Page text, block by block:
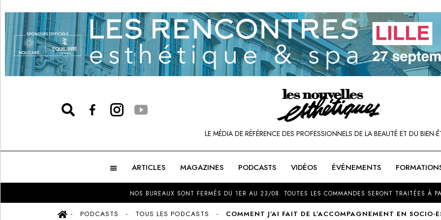
LE MÉDIA DE RÉFÉRENCE DES PROFESSIONNELS DE LA BEAUTÉ ET DU BIEN-
ARTICLES MAGAZINES PODCASTS VIDÉOS ÉVÉNEMENTS
NOS BUREAUX SONT FERMÉS DU 1ER AU 23/08. TOUTES LES COMMANDES SERONT TRAITÉES À
PODCASTS TOUS LES PODCASTS COMMENT J’AI FAIT DE L’ACCOMPAGNEMENT EN